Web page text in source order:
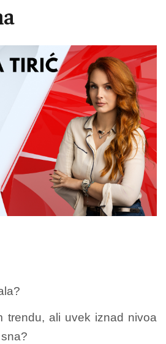
trendu, ali uvek iznad nivoa